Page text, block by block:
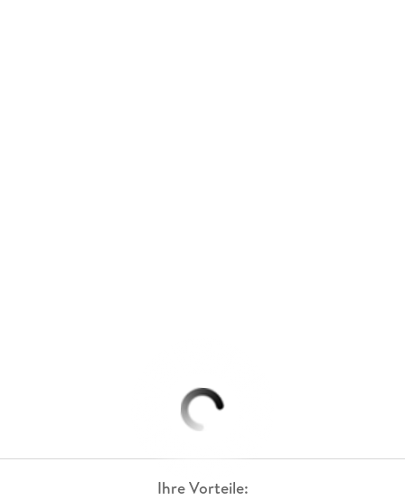
Ihre Vorteile: